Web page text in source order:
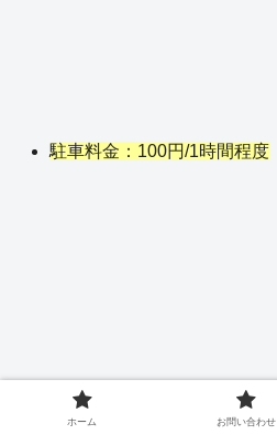
駐車料金：100円/1時間程度
ホーム お問い合わせ